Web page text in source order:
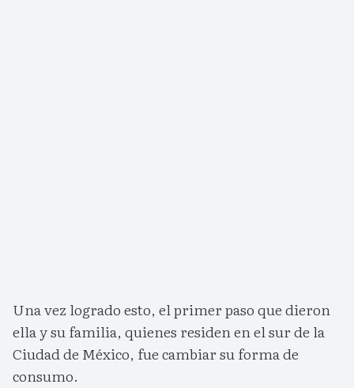
Una vez logrado esto, el primer paso que dieron
ella y su familia, quienes residen en el sur de la
Ciudad de México, fue cambiar su forma de
consumo.